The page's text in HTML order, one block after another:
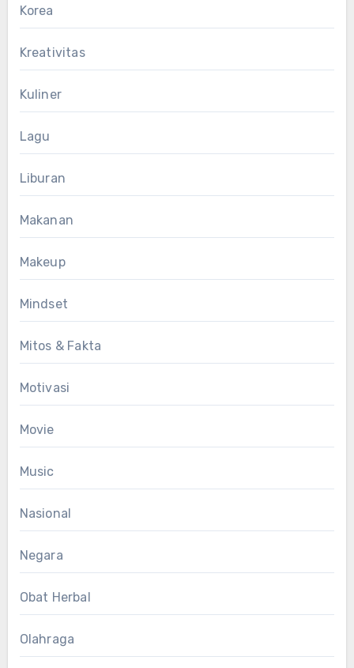
Korea
Kreativitas
Kuliner
Lagu
Liburan
Makanan
Makeup
Mindset
Mitos & Fakta
Motivasi
Movie
Music
Nasional
Negara
Obat Herbal
Olahraga